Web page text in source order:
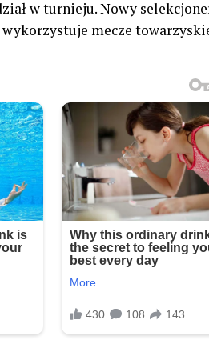
w turnieju. Nowy
mecze